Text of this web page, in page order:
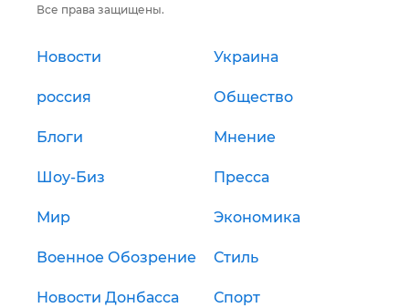
Все права защищены.
Новости Украина
россия Общество
Блоги Мнение
Шоу-Биз Пресса
Мир Экономика
Военное Обозрение Стиль
Новости Донбасса Спорт